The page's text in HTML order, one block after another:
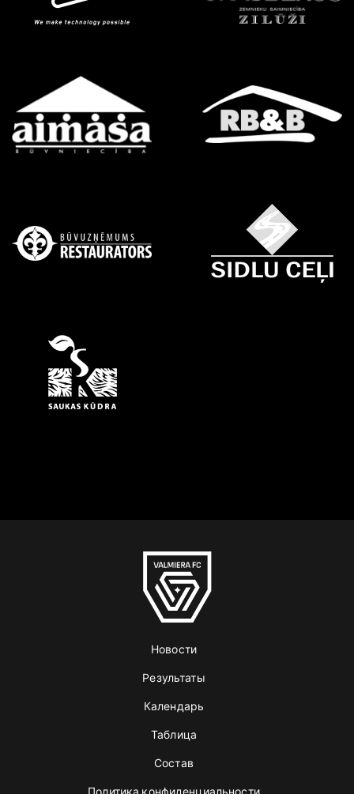
Новости
Результаты
Календарь
Таблица
Состав